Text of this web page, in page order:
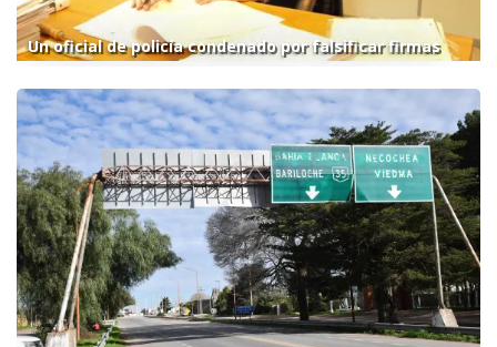
Un oficial de policía condenado por falsificar firmas